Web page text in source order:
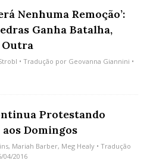
Nenhuma Remoção’:
Ganha Batalha,
• Tradução por Geovanna Giannini •
Protestando
aos Domingos
, Mariah Barber, Meg Healy • Tradução
04/2016